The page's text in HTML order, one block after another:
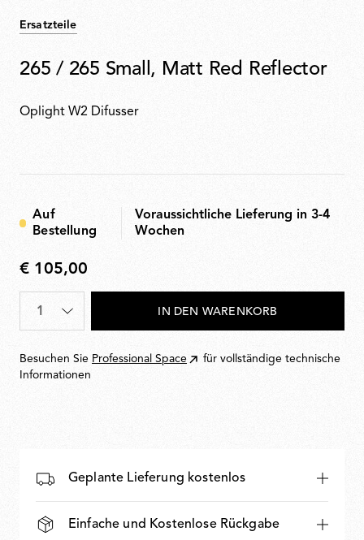
Ersatzteile
265 / 265 Small, Matt Red Reflector
Oplight W2 Difusser
Auf
Bestellung
Voraussichtliche Lieferung in 3-4
Wochen
€
105,00
€ 105,00
Menge
IN DEN WARENKORB
Besuchen Sie Professional Space
für vollständige technische
Informationen
Geplante Lieferung kostenlos
Einfache und Kostenlose Rückgabe